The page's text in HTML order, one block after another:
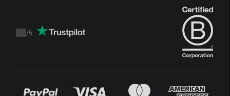
Trustpilot
/5